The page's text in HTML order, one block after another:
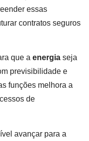
essas
contratos seguros
que a energia seja
previsibilidade e
funções melhora a
de
avançar para a